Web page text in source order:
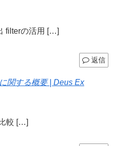
filterの活用 […]
返信
関する概要 | Deus Ex
較 […]